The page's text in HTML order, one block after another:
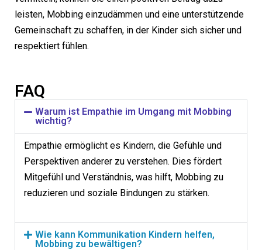
leisten, Mobbing einzudämmen und eine unterstützende
Gemeinschaft zu schaffen, in der Kinder sich sicher und
respektiert fühlen.
FAQ
Warum ist Empathie im Umgang mit Mobbing
wichtig?
Empathie ermöglicht es Kindern, die Gefühle und
Perspektiven anderer zu verstehen. Dies fördert
Mitgefühl und Verständnis, was hilft, Mobbing zu
reduzieren und soziale Bindungen zu stärken.
Wie kann Kommunikation Kindern helfen,
Mobbing zu bewältigen?